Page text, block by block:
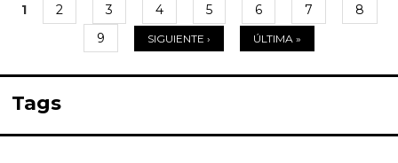
Páginas
1 2 3 4 5 6 7
8
9
SIGUIENTE › ÚLTIMA »
Tags